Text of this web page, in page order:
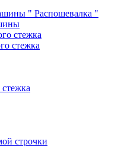
" Распошевалка "
стежка
стежка
строчки